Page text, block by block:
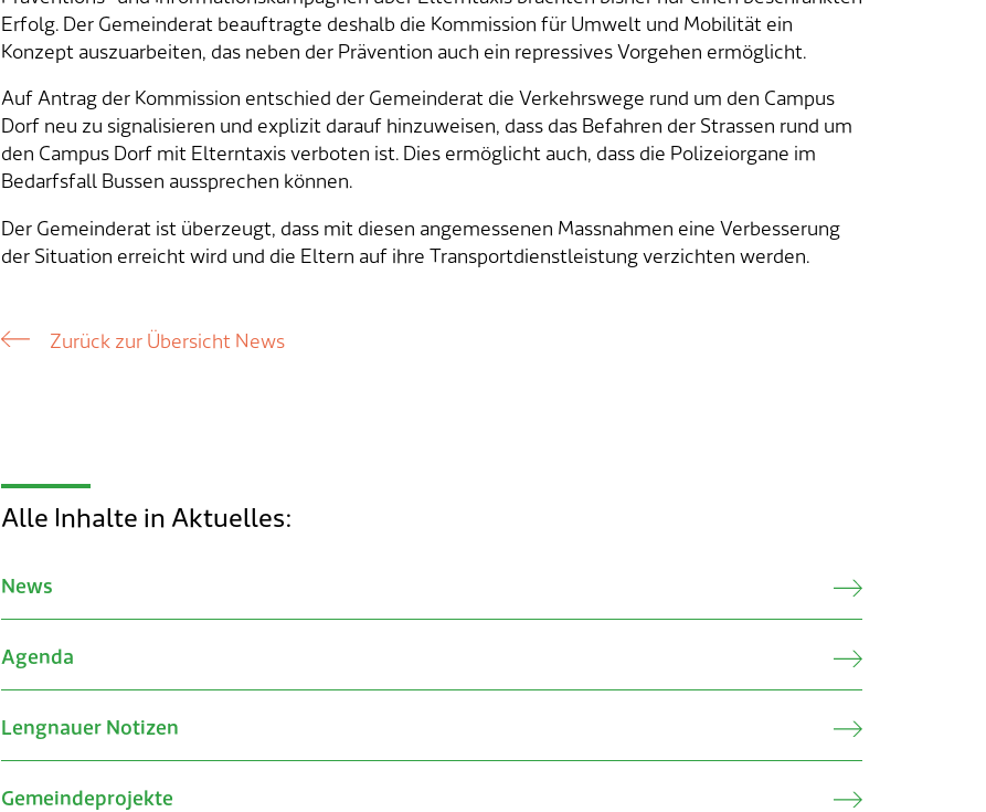
Erfolg. Der Gemeinderat beauftragte deshalb die Kommission für Umwelt und Mobilität ein
Konzept auszuarbeiten, das neben der Prävention auch ein repressives Vorgehen ermöglicht.
Auf Antrag der Kommission entschied der Gemeinderat die Verkehrswege rund um den Campus
Dorf neu zu signalisieren und explizit darauf hinzuweisen, dass das Befahren der Strassen rund um
den Campus Dorf mit Elterntaxis verboten ist. Dies ermöglicht auch, dass die Polizeiorgane im
Bedarfsfall Bussen aussprechen können.
Der Gemeinderat ist überzeugt, dass mit diesen angemessenen Massnahmen eine Verbesserung
der Situation erreicht wird und die Eltern auf ihre Transportdienstleistung verzichten werden.
Zurück zur Übersicht News
Alle Inhalte in Aktuelles:
News
Agenda
Lengnauer Notizen
Gemeindeprojekte